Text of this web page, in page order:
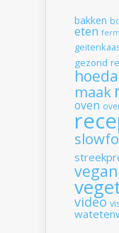
bakken
eten
gezond
maak
oven
vegan
video